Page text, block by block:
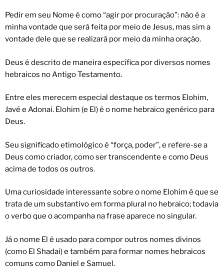
Pedir em seu Nome é como “agir por procuração”: não é a
minha vontade que será feita por meio de Jesus, mas sim a
vontade dele que se realizará por meio da minha oração.
Deus é descrito de maneira específica por diversos nomes
hebraicos no Antigo Testamento.
Entre eles merecem especial destaque os termos Elohim,
Javé e Adonai. Elohim (e El) é o nome hebraico genérico para
Deus.
Seu significado etimológico é “força, poder”, e refere-se a
Deus como criador, como ser transcendente e como Deus
acima de todos os outros.
Uma curiosidade interessante sobre o nome Elohim é que se
trata de um substantivo em forma plural no hebraico; todavia
o verbo que o acompanha na frase aparece no singular.
Já o nome El é usado para compor outros nomes divinos
(como El Shadai) e também para formar nomes hebraicos
comuns como Daniel e Samuel.